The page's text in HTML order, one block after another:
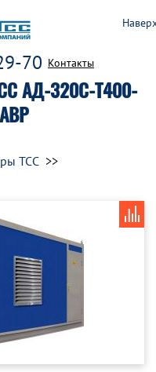
АД-320С-Т400-
70 Контакты
ТСС